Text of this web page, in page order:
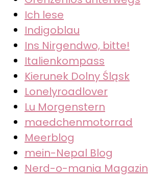
Ich lese
Indigoblau
Ins Nirgendwo, bitte!
Italienkompass
Kierunek Dolny Śląsk
Lonelyroadlover
Lu Morgenstern
maedchenmotorrad
Meerblog
mein-Nepal Blog
Nerd-o-mania Magazin